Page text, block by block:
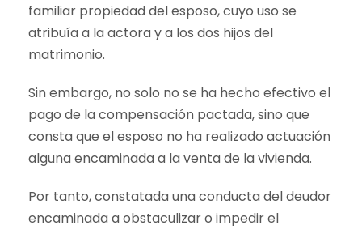
familiar propiedad del esposo, cuyo uso se
atribuía a la actora y a los dos hijos del
matrimonio.
Sin embargo, no solo no se ha hecho efectivo el
pago de la compensación pactada, sino que
consta que el esposo no ha realizado actuación
alguna encaminada a la venta de la vivienda.
Por tanto, constatada una conducta del deudor
encaminada a obstaculizar o impedir el